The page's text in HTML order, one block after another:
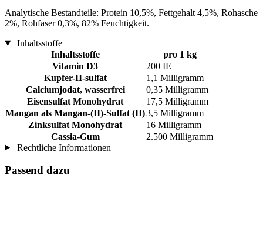
Analytische Bestandteile: Protein 10,5%, Fettgehalt 4,5%, Rohasche
2%, Rohfaser 0,3%, 82% Feuchtigkeit.
Inhaltsstoffe
Inhaltsstoffe
pro 1 kg
Vitamin D3
200 IE
Kupfer-II-sulfat
1,1 Milligramm
Calciumjodat, wasserfrei
0,35 Milligramm
Eisensulfat Monohydrat
17,5 Milligramm
Mangan als Mangan-(II)-Sulfat (II)3,5 Milligramm
Zinksulfat Monohydrat
16 Milligramm
Cassia-Gum
2.500 Milligramm
Rechtliche Informationen
Passend dazu